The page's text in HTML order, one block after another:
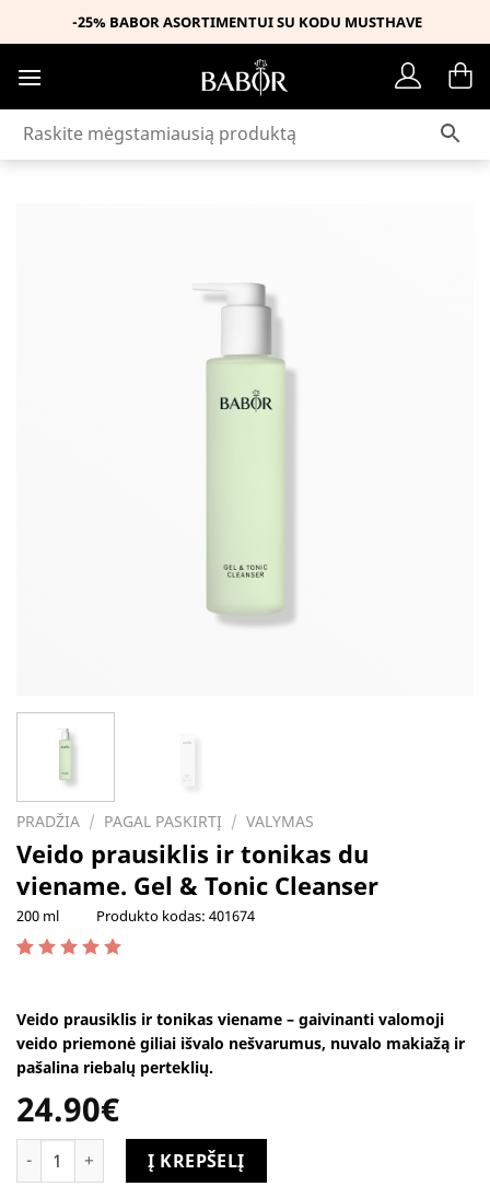
to
content
-25% BABOR ASORTIMENTUI SU KODU MUSTHAVE
PRADŽIA / PAGAL PASKIRTĮ / VALYMAS
Veido prausiklis ir tonikas du
viename. Gel & Tonic Cleanser
200 ml Produkto kodas: 401674
Veido prausiklis ir tonikas viename – gaivinanti valomoji
veido priemonė giliai išvalo nešvarumus, nuvalo makiažą ir
pašalina riebalų perteklių.
24.90€
produkto kiekis: Veido prausiklis ir tonikas du viename. Gel &
Į KREPŠELĮ